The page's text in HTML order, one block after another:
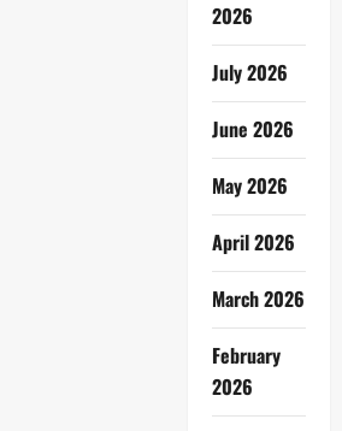
2026
July 2026
June 2026
May 2026
April 2026
March 2026
February
2026